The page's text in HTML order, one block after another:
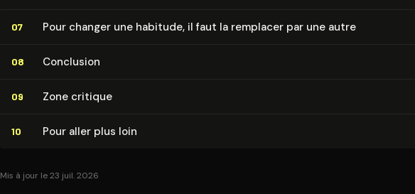
07 Pour changer une habitude, il faut la remplacer par une autre
08 Conclusion
09 Zone critique
10 Pour aller plus loin
Mis à jour le 23 juil. 2026